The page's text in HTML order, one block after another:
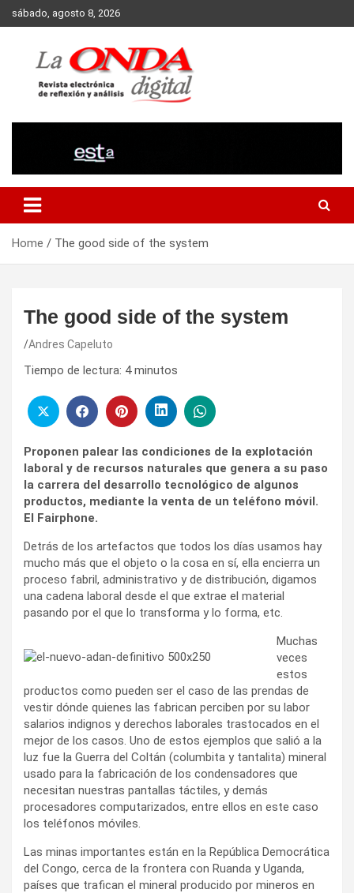
Skip
to
sábado, agosto 8, 2026
Home The good side of the system
The good side of the system
Andres Capeluto
Tiempo de lectura: 4 minutos
Proponen palear las condiciones de la explotación
laboral y de recursos naturales que genera a su paso
la carrera del desarrollo tecnológico de algunos
productos, mediante la venta de un teléfono móvil.
El Fairphone.
Detrás de los artefactos que todos los días usamos hay
mucho más que el objeto o la cosa en sí, ella encierra un
proceso fabril, administrativo y de distribución, digamos
una cadena laboral desde el que extrae el material
pasando por el que lo transforma y lo forma, etc.
Muchas
veces
estos
productos como pueden ser el caso de las prendas de
vestir dónde quienes las fabrican perciben por su labor
salarios indignos y derechos laborales trastocados en el
mejor de los casos. Uno de estos ejemplos que salió a la
luz fue la Guerra del Coltán (columbita y tantalita) mineral
usado para la fabricación de los condensadores que
necesitan nuestras pantallas táctiles, y demás
procesadores computarizados, entre ellos en este caso
los teléfonos móviles.
Las minas importantes están en la República Democrática
del Congo, cerca de la frontera con Ruanda y Uganda,
países que trafican el mineral producido por mineros en